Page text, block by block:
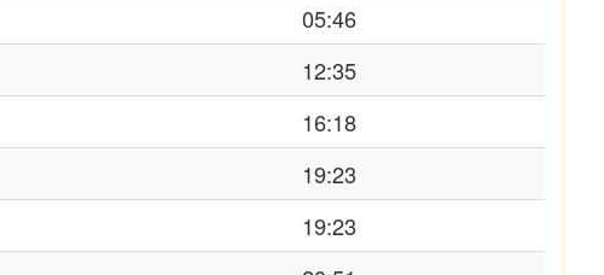
05:46
12:35
16:18
19:23
19:23